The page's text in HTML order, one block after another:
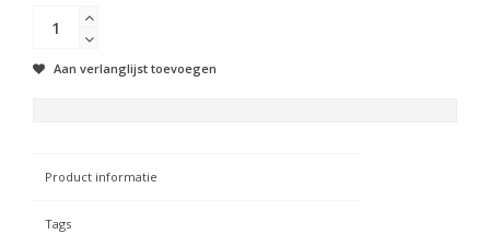
Aan verlanglijst toevoegen
Product informatie
Tags